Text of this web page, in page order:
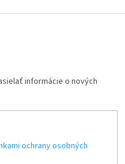
informácie o nových
ochrany osobných